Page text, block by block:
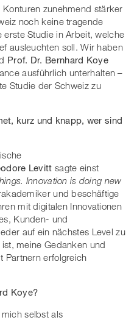
zunehmend stärker
noch keine tragende
erste Studie in Arbeit, welche
ausleuchten soll. Wir haben
Prof. Dr. Bernhard Koye
ausführlich unterhalten –
Studie der Schweiz zu
kurz und knapp, wer sind
Levitt sagte einst
Innovation is doing new
und beschäftige
mit digitalen Innovationen
Kunden- und
auf ein nächstes Level zu
meine Gedanken und
Partnern erfolgreich
Koye?
selbst als